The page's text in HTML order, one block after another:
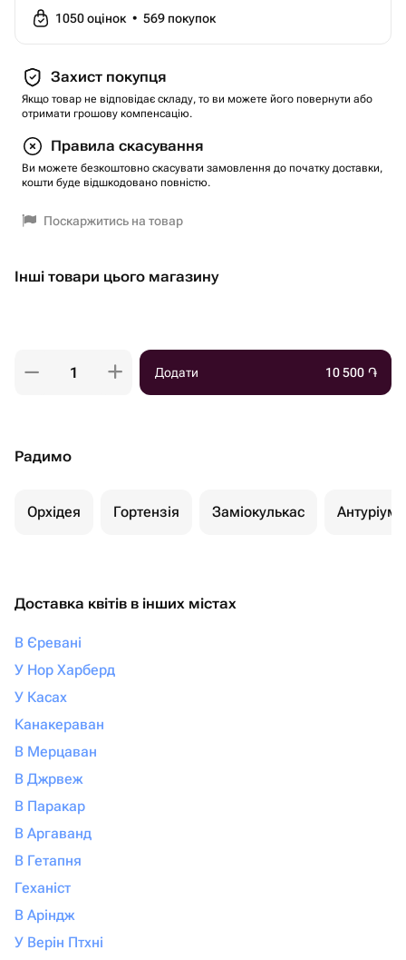
1050оцінок • 569 покупок
Захист покупця
Якщо товар не відповідає складу, то ви можете його повернути або
отримати грошову компенсацію.
Правила скасування
Ви можете безкоштовно скасувати замовлення до початку доставки,
кошти буде відшкодовано повністю.
Поскаржитись на товар
Інші товари цього магазину
Додати 10 500 ֏
Радимо
Орхідея Гортензія Заміокулькас Антуріуми
Доставка квітів в інших містах
В Єревані
У Нор Харберд
У Касах
Канакераван
В Мерцаван
В Джрвеж
В Паракар
В Аргаванд
В Гетапня
Геханіст
В Аріндж
У Верін Птхні